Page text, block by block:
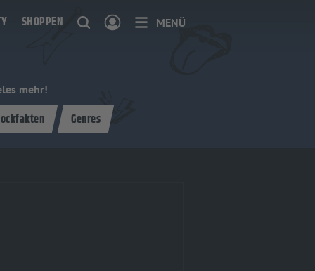
SHOPPEN MENÜ
mehr!
Genres